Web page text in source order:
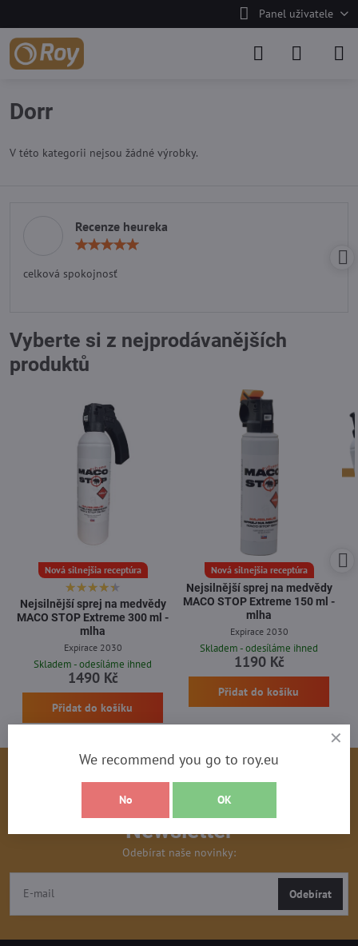
Panel uživatele
Dorr
V této kategorii nejsou žádné výrobky.
Recenze heureka
celková spokojnosť
Vyberte si z nejprodávanějších
produktů
Nová silnejšia receptúra
Nejsilnější sprej na medvědy
MACO STOP Extreme 300 ml -
mlha
Expirace 2030
Skladem - odesíláme ihned
1490 Kč
Přidat do košíku
Nová silnejšia receptúra
Nejsilnější sprej na medvědy
MACO STOP Extreme 150 ml -
mlha
Expirace 2030
Skladem - odesíláme ihned
1190 Kč
Přidat do košíku
Newsletter
Odebírat naše novinky:
Odebírat
We recommend you go to roy.eu
No OK